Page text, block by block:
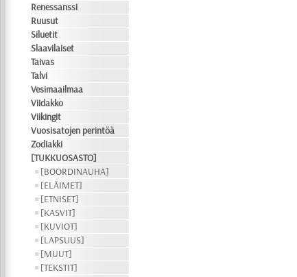
Renessanssi
Ruusut
Siluetit
Slaavilaiset
Taivas
Talvi
Vesimaailmaa
Viidakko
Viikingit
Vuosisatojen perintöä
Zodiakki
[TUKKUOSASTO]
[BOORDINAUHA]
[ELÄIMET]
[ETNISET]
[KASVIT]
[KUVIOT]
[LAPSUUS]
[MUUT]
[TEKSTIT]